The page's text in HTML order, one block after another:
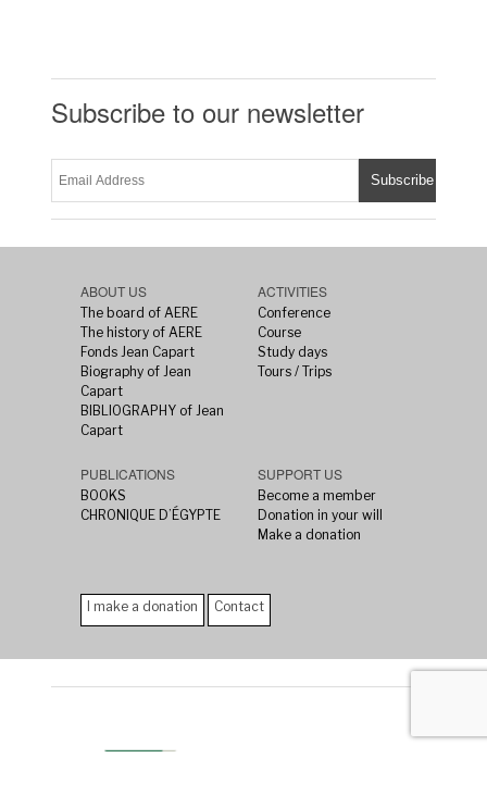
Subscribe to our newsletter
ABOUT US
The board of AERE
The history of AERE
Fonds Jean Capart
Biography of Jean
Capart
BIBLIOGRAPHY of Jean
Capart
ACTIVITIES
Conference
Course
Study days
Tours / Trips
PUBLICATIONS
BOOKS
CHRONIQUE D’ÉGYPTE
SUPPORT US
Become a member
Donation in your will
Make a donation
I make a donation Contact